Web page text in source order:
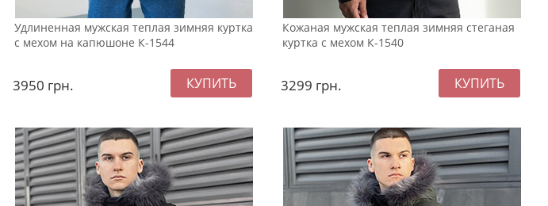
Удлиненная мужская теплая зимняя куртка
с мехом на капюшоне К-1544
3950 грн.
Кожаная мужская теплая зимняя стеганая
куртка с мехом К-1540
3299 грн.